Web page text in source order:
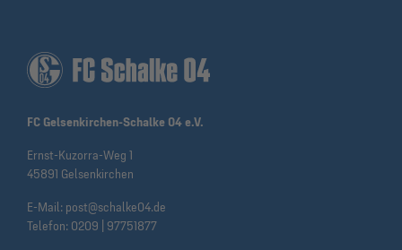
FC Gelsenkirchen-Schalke 04 e.V.
Ernst-Kuzorra-Weg 1
45891 Gelsenkirchen
E-Mail: post@schalke04.de
Telefon: 0209 | 97751877